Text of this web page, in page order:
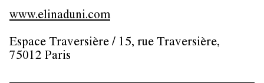
www.elinaduni.com
Espace Traversière / 15, rue Traversière,
75012 Paris